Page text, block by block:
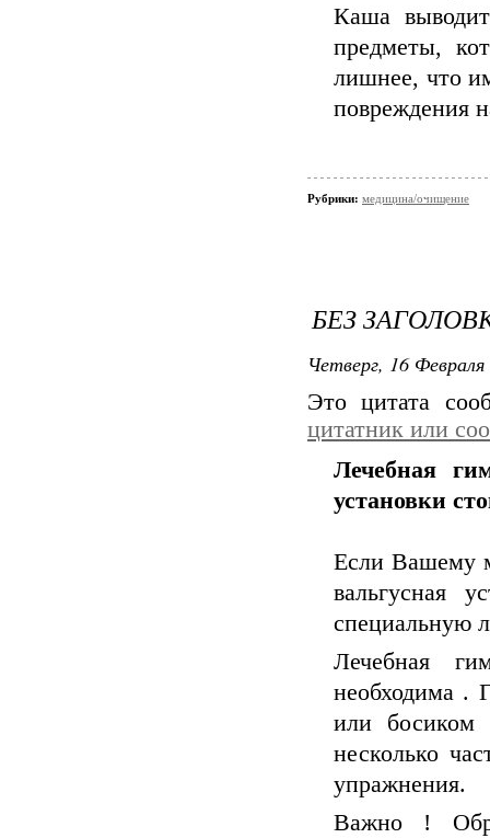
Каша
предметы,
лишнее, что
повреждения
Рубрики: медицина/очищение
БЕЗ
Четверг, 16
Это цитата
цитатник или
Лечебная
установки
Если
вальгусная
специальную
Лечебная
необходима .
или босиком
несколько
упражнения.
Важно !